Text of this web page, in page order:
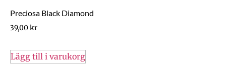
Preciosa Black Diamond
39,00kr
Lägg till i varukorg